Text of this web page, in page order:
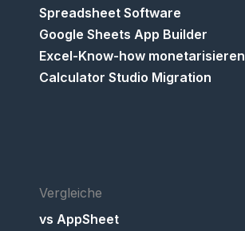
Spreadsheet Software
Google Sheets App Builder
Excel-Know-how monetarisieren
Calculator Studio Migration
Vergleiche
vs AppSheet